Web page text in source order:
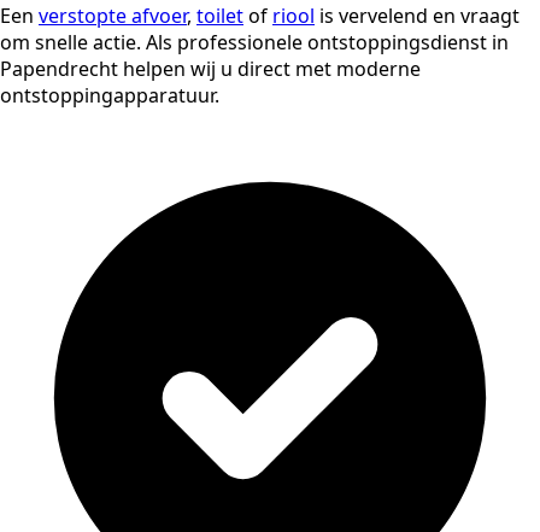
Een verstopte afvoer, toiletof riool is vervelend en vraagt
om snelle actie. Als professionele ontstoppingsdienst in
Papendrecht helpen wij u direct met moderne
ontstoppingapparatuur.